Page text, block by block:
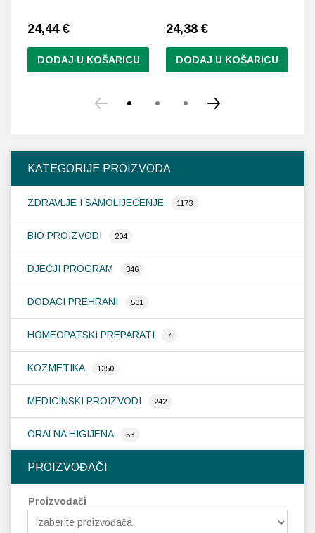
KATEGORIJE PROIZVODA
ZDRAVLJE I SAMOLIJEČENJE 1173
BIO PROIZVODI 204
DJEČJI PROGRAM 346
DODACI PREHRANI 501
HOMEOPATSKI PREPARATI 7
KOZMETIKA 1350
MEDICINSKI PROIZVODI 242
ORALNA HIGIJENA 53
PROIZVOĐAČI
Proizvođači
24,44 €
DODAJ U KOŠARICU
24,38 €
DODAJ U KOŠARICU
na